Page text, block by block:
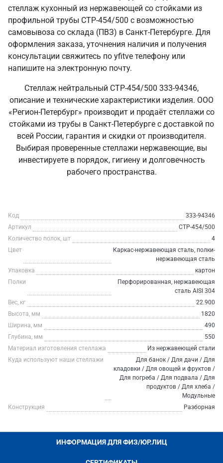
стеллаж кухонный из нержавеющей со стойками из
профильной трубы СТР-454/500 с возможностью
самовывоза со склада (ПВЗ) в Санкт‑Петербурге. Для
оформления заказа, уточнения наличия и получения
консультации свяжитесь по yfitve телефону или
напишите на электронную почту.
Стеллаж нейтральный СТР-454/500 333-94346,
описание и технические характеристики изделия. ООО
«Регион-Петербург» производит и продаёт стеллажи со
стойками из трубы в Санкт‑Петербурге с доставкой по
всей России, гарантия и скидки от производителя.
Выбирая проверенные стеллажи нержавеющие, вы
инвестируете в порядок, гигиену и долговечность
рабочего пространства.
Код
333-94346
Артикул
СТР-454/500
Количество полок, шт
4
Цвет
Каркас-нержавеющая сталь, полки-
нержавеющая сталь
Упаковка
картон
Полки
Перфорированная, нержавеющая
сталь AISI 304
Вес, кг
22.900
Высота, мм
1820
Ширина, мм
490
Глубина, мм
550
Материал изготовления стеллажа
Из нержавеющей стали
Куда используют наши стеллажи
Для банок / Для дачи / Для
кладовки / Для овощей и фруктов /
Для погреба / Для подвала / Для
продуктов / Для хлеба /
Модульные
Конструкция
Разборная
ИНФОРМАЦИЯ ДЛЯ ФИЗ/ЮР.ЛИЦ